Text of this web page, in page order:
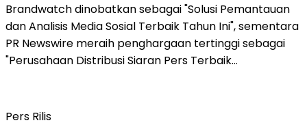
Brandwatch dinobatkan sebagai "Solusi Pemantauan
dan Analisis Media Sosial Terbaik Tahun Ini", sementara
PR Newswire meraih penghargaan tertinggi sebagai
"Perusahaan Distribusi Siaran Pers Terbaik…
Pers Rilis